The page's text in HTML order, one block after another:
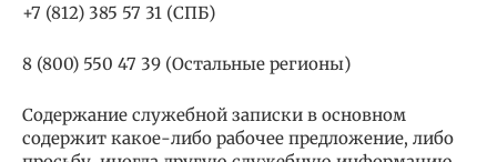
+7 (812) 385 57 31 (СПБ)
8 (800) 550 47 39 (Остальные регионы)
Содержание служебной записки в основном
содержит какое-либо рабочее предложение, либо